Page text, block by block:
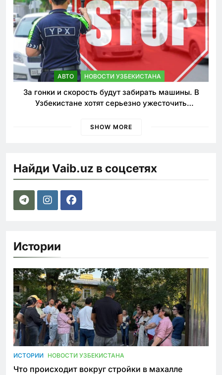
АВТО НОВОСТИ УЗБЕКИСТАНА
За гонки и скорость будут забирать машины. В
Узбекистане хотят серьезно ужесточить
SHOW MORE
Найди Vaib.uz в соцсетях
Истории
ИСТОРИИ НОВОСТИ УЗБЕКИСТАНА
Что происходит вокруг стройки в махалле